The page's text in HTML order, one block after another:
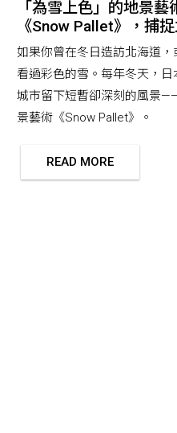
「為雪上色」的地景
《Snow Pallet》，捕
如果你曾在冬日造訪北海道
看過彩色的雪。每年冬天，
城市留下短暫卻深刻的風景
景藝術《Snow Pallet》。
READ MORE